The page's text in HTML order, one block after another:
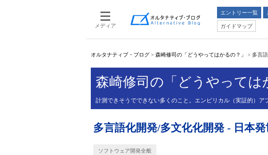
メディア
エントリー一覧
ガイドマップ
オルタナティブ・ブログ > 森崎修司の「どうやってはかるの？」 > 多言
森崎修司の「どうやっては
計測できそうでできない多くのこと。エンピリカル（実証的）ア
多言語化開発/多文化化開発 - 日本
ソフトウェア開発全般